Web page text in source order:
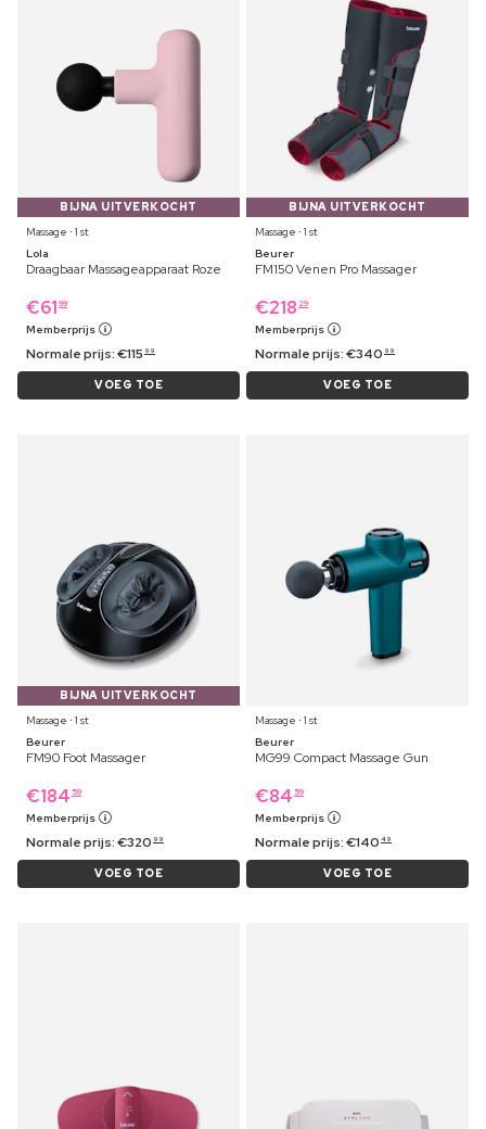
BIJNA UITVERKOCHT
Massage ⋅ 1 st
Lola
Draagbaar Massageapparaat Roze
€61 99
Memberprijs
Normale prijs:€115 99
VOEG TOE
BIJNA UITVERKOCHT
Massage ⋅ 1 st
Beurer
FM150 Venen Pro Massager
€218 29
Memberprijs
Normale prijs:€340 99
VOEG TOE
BIJNA UITVERKOCHT
Massage ⋅ 1 st
Beurer
FM90 Foot Massager
€184 59
Memberprijs
Normale prijs:€320 99
VOEG TOE
Massage ⋅ 1 st
Beurer
MG99 Compact Massage Gun
€84 59
Memberprijs
Normale prijs:€140 49
VOEG TOE